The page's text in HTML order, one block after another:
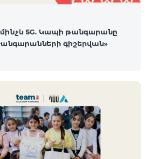
մինչև 5G. Կապի թանգարանը
գիշերվան»